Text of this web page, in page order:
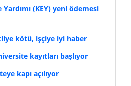
(KEY) yeni ödemesi
kötü, işçiye iyi haber
kayıtları başlıyor
kapı açılıyor